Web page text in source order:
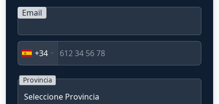
Email
+34
Provincia